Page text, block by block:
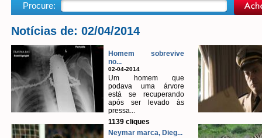
Procure:
Notícias de: 02/04/2014
Homem sobrevive
no...
02-04-2014
Um homem que
podava uma árvore
está se recuperando
após ser levado às
pressa...
1139 cliques
Neymar marca, Dieg...